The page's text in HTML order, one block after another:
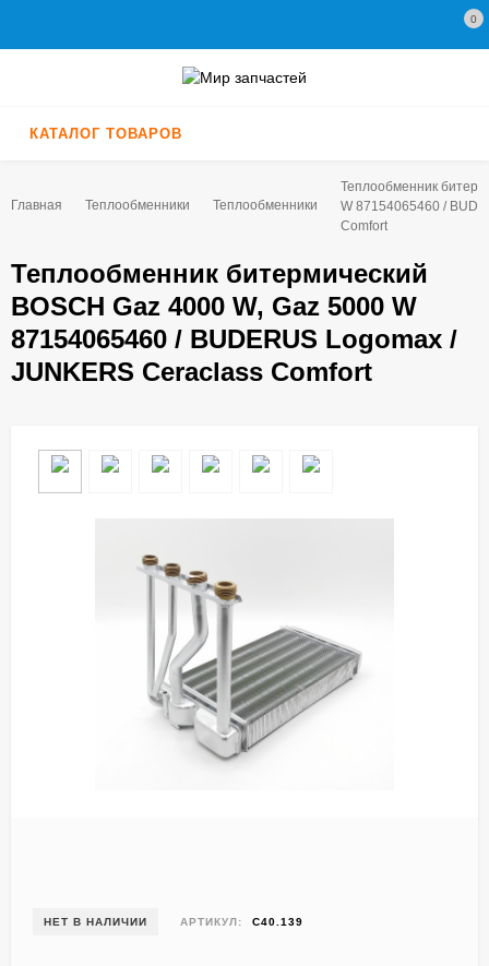
0
КАТАЛОГ ТОВАРОВ
Главная Теплообменники Теплообменники
Теплообменник
W 87154065460 /
Comfort
Теплообменник битермический
BOSCH Gaz 4000 W, Gaz 5000 W
87154065460 / BUDERUS Logomax /
JUNKERS Ceraclass Comfort
НЕТ В НАЛИЧИИ АРТИКУЛ: C40.139